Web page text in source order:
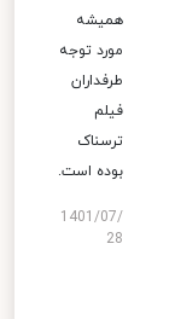
همیشه
مورد توجه
طرفداران
فیلم
ترسناک
بوده است.
1401/07/
28